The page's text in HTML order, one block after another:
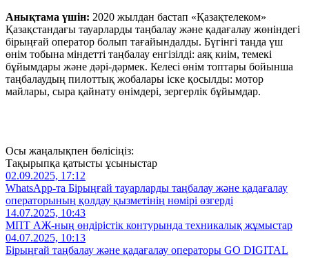
Анықтама үшін: 2020 жылдан бастап «Қазақтелеком»
Қазақстандағы тауарларды таңбалау және қадағалау жөніндегі
бірыңғай оператор болып тағайындалды. Бүгінгі таңда үш
өнім тобына міндетті таңбалау енгізілді: аяқ киім, темекі
бұйымдары және дәрі-дәрмек. Келесі өнім топтары бойынша
таңбалаудың пилоттық жобалары іске қосылды: мотор
майлары, сыра қайнату өнімдері, зергерлік бұйымдар.
Осы жаңалықпен бөлісіңіз:
Тақырыпқа қатысты ұсыныстар
02.09.2025, 17:12
WhatsApp-та Бірыңғай тауарларды таңбалау және қадағалау
операторының қолдау қызметінің нөмірі өзгерді
14.07.2025, 10:43
МПТ АЖ-ның өндірістік контурында техникалық жұмыстар
04.07.2025, 10:13
Бірыңғай таңбалау және қадағалау операторы GO DIGITAL